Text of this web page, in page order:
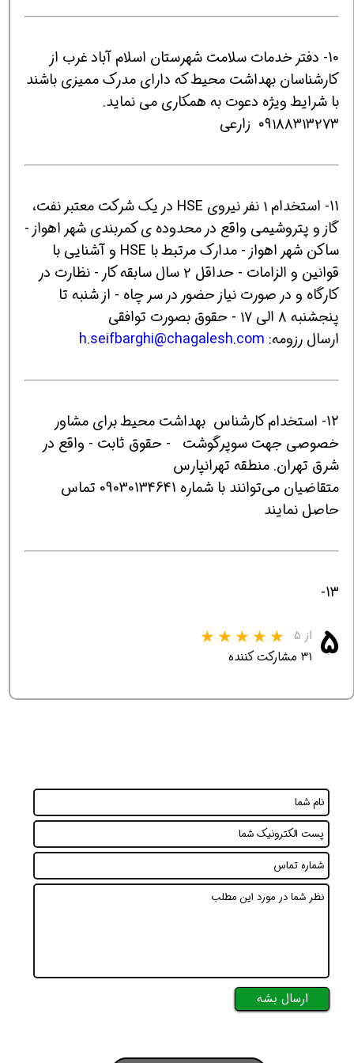
10- دفتر خدمات سلامت شهرستان اسلام آباد غرب از
کارشناسان بهداشت محیط که دارای مدرک ممیزی باشند
با شرایط ویژه دعوت به همکاری می نماید.
۰۹۱۸۸۳۱۳۲۷۳ زارعی
11- استخدام ۱ نفر نیروی HSE در یک شرکت معتبر نفت،
گاز و پتروشیمی واقع در محدوده ی کمربندی شهر اهواز -
ساکن شهر اهواز - مدارک مرتبط با HSE و آشنایی با
قوانین و الزامات - حداقل ۲ سال سابقه کار - نظارت در
کارگاه و در صورت نیاز حضور در سر چاه - از شنبه تا
پنجشنبه ۸ الی ۱۷ - حقوق بصورت توافقی
ارسال رزومه: h.seifbarghi@chagalesh.com
12- استخدام کارشناس بهداشت محیط برای مشاور
خصوصی جهت سوپرگوشت - حقوق ثابت - واقع در
شرق تهران. منطقه تهرانپارس
متقاضیان می‌توانند با شماره 09030134641 تماس
حاصل نمایند
13-
۵ از ۵
۳۱ مشارکت کننده
ارسال بشه